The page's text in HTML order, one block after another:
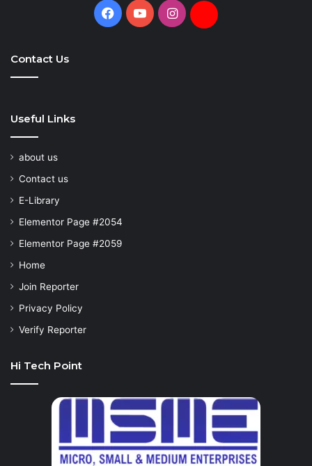
Facebook
YouTubeInstagramDaily
Contact Us
Useful Links
about us
Contact us
E-Library
Elementor Page #2054
Elementor Page #2059
Home
Join Reporter
Privacy Policy
Verify Reporter
Hi Tech Point